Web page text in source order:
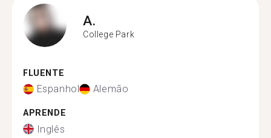
A.
College Park
FLUENTE
Espanhol Alemão
APRENDE
Inglês